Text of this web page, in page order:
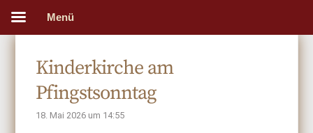
Kinderkirche am
Pfingstsonntag
18. Mai 2026 um 14:55
Menü